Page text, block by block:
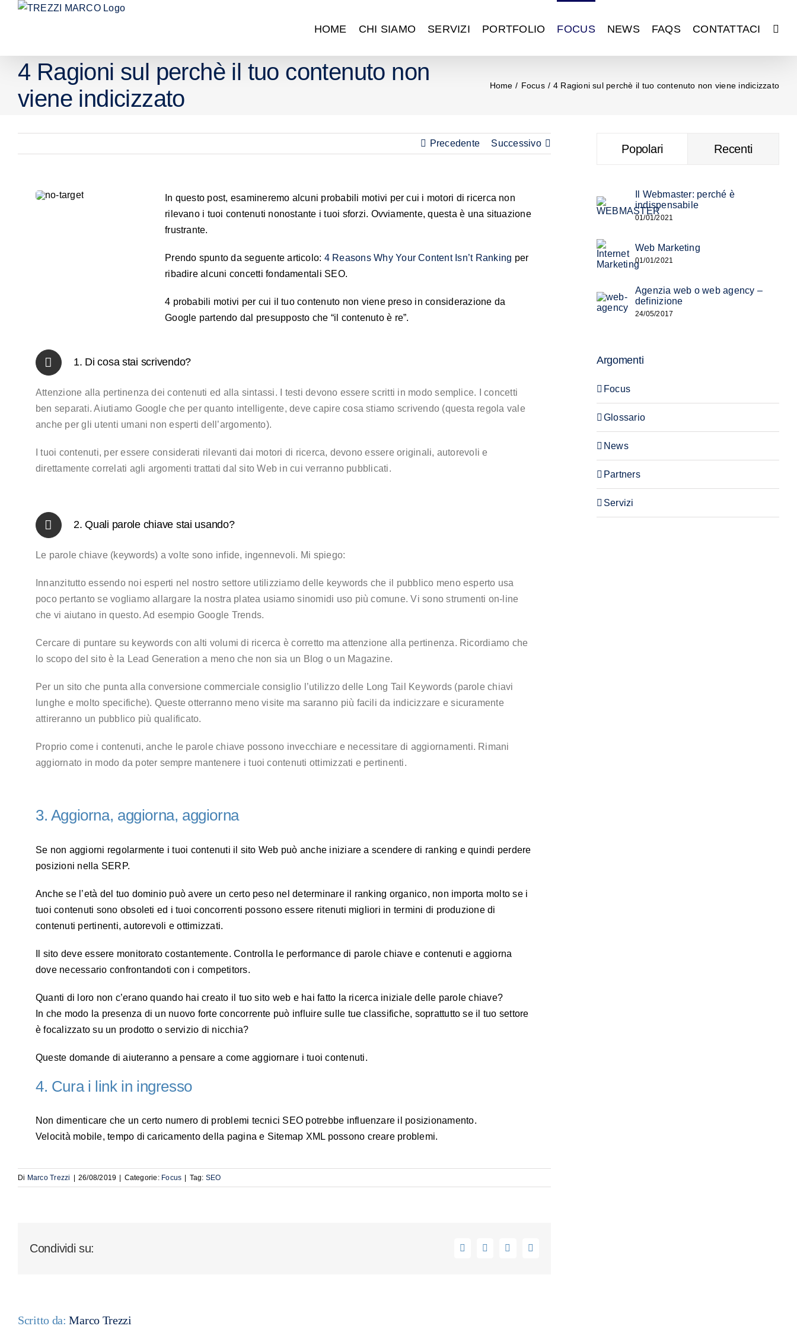
Salta
HOME CHI SIAMO SERVIZI PORTFOLIO FOCUS NEWS FAQS CONTATTACI
4 Ragioni sul perchè il tuo contenuto non
viene indicizzato
Home Focus 4 Ragioni sul perchè il tuo contenuto non viene indicizzato
Precedente Successivo
In questo post, esamineremo alcuni probabili motivi per cui i motori di ricerca non
rilevano i tuoi contenuti nonostante i tuoi sforzi. Ovviamente, questa è una situazione
frustrante.
Prendo spunto da seguente articolo: 4 Reasons Why Your Content Isn’t Ranking per
ribadire alcuni concetti fondamentali SEO.
4 probabili motivi per cui il tuo contenuto non viene preso in considerazione da
Google partendo dal presupposto che “il contenuto è re”.
1. Di cosa stai scrivendo?
Attenzione alla pertinenza dei contenuti ed alla sintassi. I testi devono essere scritti in modo semplice. I concetti
ben separati. Aiutiamo Google che per quanto intelligente, deve capire cosa stiamo scrivendo (questa regola vale
anche per gli utenti umani non esperti dell’argomento).
I tuoi contenuti, per essere considerati rilevanti dai motori di ricerca, devono essere originali, autorevoli e
direttamente correlati agli argomenti trattati dal sito Web in cui verranno pubblicati.
2. Quali parole chiave stai usando?
Le parole chiave (keywords) a volte sono infide, ingennevoli. Mi spiego:
Innanzitutto essendo noi esperti nel nostro settore utilizziamo delle keywords che il pubblico meno esperto usa
poco pertanto se vogliamo allargare la nostra platea usiamo sinomidi uso più comune. Vi sono strumenti on-line
che vi aiutano in questo. Ad esempio Google Trends.
Cercare di puntare su keywords con alti volumi di ricerca è corretto ma attenzione alla pertinenza. Ricordiamo che
lo scopo del sito è la Lead Generation a meno che non sia un Blog o un Magazine.
Per un sito che punta alla conversione commerciale consiglio l’utilizzo delle Long Tail Keywords (parole chiavi
lunghe e molto specifiche). Queste otterranno meno visite ma saranno più facili da indicizzare e sicuramente
attireranno un pubblico più qualificato.
Proprio come i contenuti, anche le parole chiave possono invecchiare e necessitare di aggiornamenti. Rimani
aggiornato in modo da poter sempre mantenere i tuoi contenuti ottimizzati e pertinenti.
3. Aggiorna, aggiorna, aggiorna
Se non aggiorni regolarmente i tuoi contenuti il sito Web può anche iniziare a scendere di ranking e quindi perdere
posizioni nella SERP.
Anche se l’età del tuo dominio può avere un certo peso nel determinare il ranking organico, non importa molto se i
tuoi contenuti sono obsoleti ed i tuoi concorrenti possono essere ritenuti migliori in termini di produzione di
contenuti pertinenti, autorevoli e ottimizzati.
Il sito deve essere monitorato costantemente. Controlla le performance di parole chiave e contenuti e aggiorna
dove necessario confrontandoti con i competitors.
Quanti di loro non c’erano quando hai creato il tuo sito web e hai fatto la ricerca iniziale delle parole chiave?
In che modo la presenza di un nuovo forte concorrente può influire sulle tue classifiche, soprattutto se il tuo settore
è focalizzato su un prodotto o servizio di nicchia?
Queste domande di aiuteranno a pensare a come aggiornare i tuoi contenuti.
4. Cura i link in ingresso
Non dimenticare che un certo numero di problemi tecnici SEO potrebbe influenzare il posizionamento.
Velocità mobile, tempo di caricamento della pagina e Sitemap XML possono creare problemi.
Di Marco Trezzi 26/08/2019 Categorie: Focus Tag: SEO
Condividi su: FacebookLinkedInWhatsApp
Email
Scritto da:Marco Trezzi
Popolari Recenti
Il Webmaster: perché è
indispensabile
01/01/2021
Web Marketing
01/01/2021
Agenzia web o web agency –
definizione
24/05/2017
Argomenti
Focus
Glossario
News
Partners
Servizi